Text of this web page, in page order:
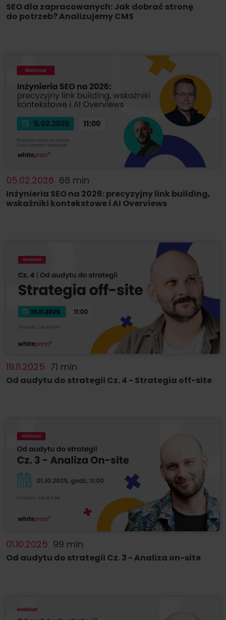
SEO dla zapracowanych: Jak dobrać stronę
do potrzeb? Analizujemy CMS
05.02.2026 68 min
Inżynieria SEO na 2026: precyzyjny link building,
wskaźniki kontekstowe i AI Overviews
19.11.2025 71 min
Od audytu do strategii Cz. 4 - Strategia off-site
01.10.2025 99 min
Od audytu do strategii Cz. 3 - Analiza on-site